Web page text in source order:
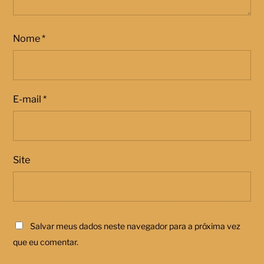
Nome*
E-mail*
Site
Salvar meus dados neste navegador para a próxima vez
que eu comentar.